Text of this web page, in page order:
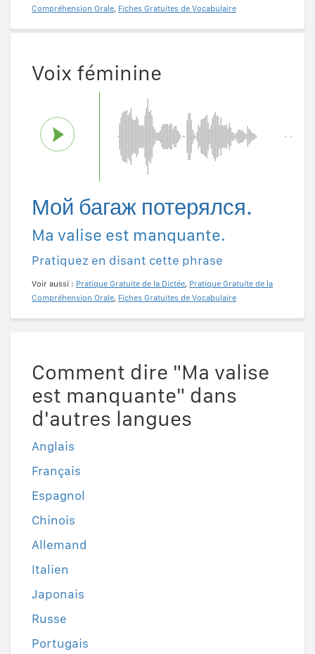
Compréhension Orale, Fiches Gratuites de Vocabulaire
Voix féminine
Мой багаж потерялся.
Ma valise est manquante.
Pratiquez en disant cette phrase
Voir aussi : Pratique Gratuite de la Dictée, Pratique Gratuite de la
Compréhension Orale, Fiches Gratuites de Vocabulaire
Comment dire "Ma valise
est manquante" dans
d'autres langues
Anglais
Français
Espagnol
Chinois
Allemand
Italien
Japonais
Russe
Portugais